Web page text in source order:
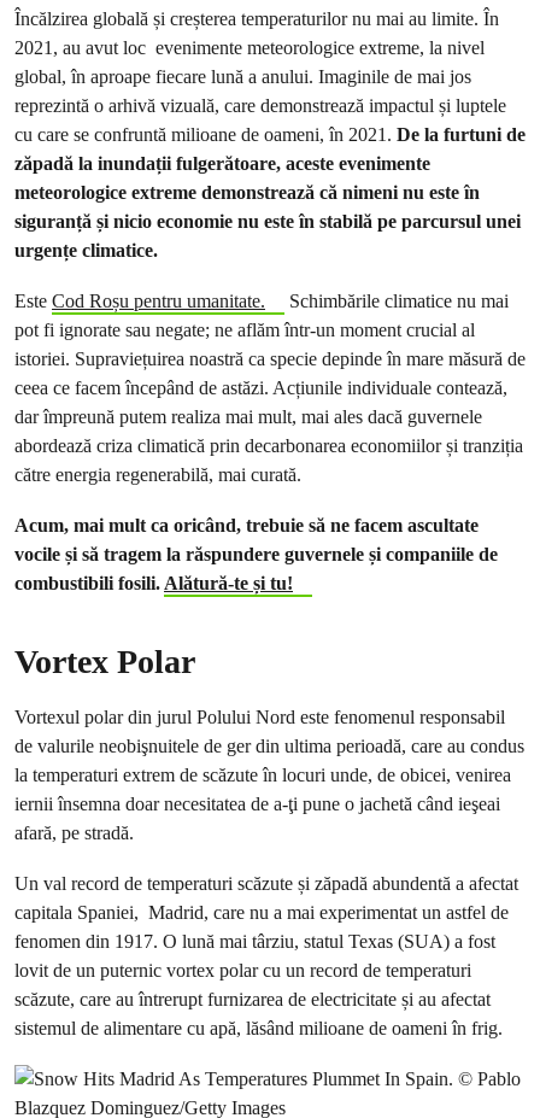
Încălzirea globală și creșterea temperaturilor nu mai au limite. În
2021, au avut loc evenimente meteorologice extreme, la nivel
global, în aproape fiecare lună a anului. Imaginile de mai jos
reprezintă o arhivă vizuală, care demonstrează impactul și luptele
cu care se confruntă milioane de oameni, în 2021. De la furtuni de
zăpadă la inundații fulgerătoare, aceste evenimente
meteorologice extreme demonstrează că nimeni nu este în
siguranță și nicio economie nu este în stabilă pe parcursul unei
urgențe climatice.
Este Cod Roșu pentru umanitate.
Schimbările climatice nu mai
pot fi ignorate sau negate; ne aflăm într-un moment crucial al
istoriei. Supraviețuirea noastră ca specie depinde în mare măsură de
ceea ce facem începând de astăzi. Acțiunile individuale contează,
dar împreună putem realiza mai mult, mai ales dacă guvernele
abordează criza climatică prin decarbonarea economiilor și tranziția
către energia regenerabilă, mai curată.
Acum, mai mult ca oricând, trebuie să ne facem ascultate
vocile și să tragem la răspundere guvernele și companiile de
combustibili fosili.Alătură-te și tu!
Vortex Polar
Vortexul polar din jurul Polului Nord este fenomenul responsabil
de valurile neobişnuitele de ger din ultima perioadă, care au condus
la temperaturi extrem de scăzute în locuri unde, de obicei, venirea
iernii însemna doar necesitatea de a-ţi pune o jachetă când ieşeai
afară, pe stradă.
Un val record de temperaturi scăzute și zăpadă abundentă a afectat
capitala Spaniei, Madrid, care nu a mai experimentat un astfel de
fenomen din 1917. O lună mai târziu, statul Texas (SUA) a fost
lovit de un puternic vortex polar cu un record de temperaturi
scăzute, care au întrerupt furnizarea de electricitate și au afectat
sistemul de alimentare cu apă, lăsând milioane de oameni în frig.